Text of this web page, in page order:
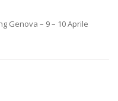
Genova – 9 – 10 Aprile